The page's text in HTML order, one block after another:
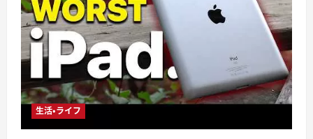
生活・ライフ